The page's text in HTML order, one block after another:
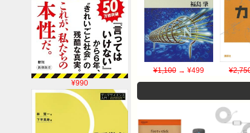
¥990
¥1,100→ ¥499